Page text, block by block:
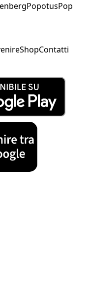
PopotusPop
ShopContatti